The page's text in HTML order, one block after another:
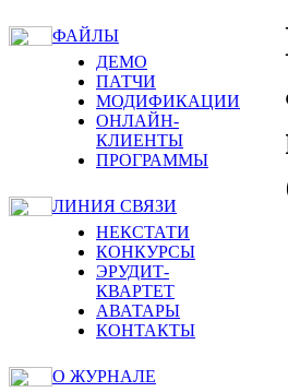
ФАЙЛЫ
ДЕМО
ПАТЧИ
МОДИФИКАЦИИ
ОНЛАЙН-
КЛИЕНТЫ
ПРОГРАММЫ
ЛИНИЯ СВЯЗИ
НЕКСТАТИ
КОНКУРСЫ
ЭРУДИТ-
КВАРТЕТ
АВАТАРЫ
КОНТАКТЫ
О ЖУРНАЛЕ